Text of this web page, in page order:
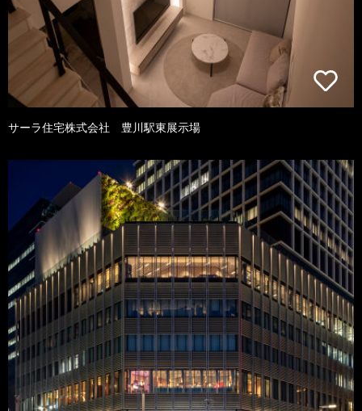
サーラ住宅株式会社 豊川駅東展示場